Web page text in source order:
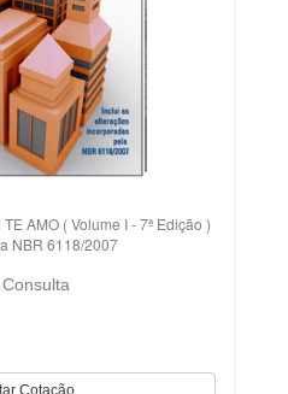
AMO ( Volume I - 7ª Edição )
NBR 6118/2007